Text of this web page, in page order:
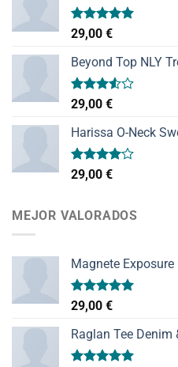
Valorado
con
de 5
29,00 €
Beyond Top NLY
Valorado
con
3.50de
5
29,00 €
Harissa O-Neck
Valorado
con
29,00 €
MEJOR VALORADOS
Magnete Exposure
Valorado
con
de 5
29,00 €
Raglan Tee Denim